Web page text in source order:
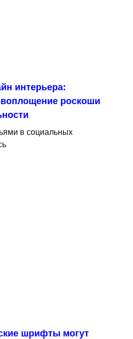
интерьера:
роскоши
в социальных
шрифты могут